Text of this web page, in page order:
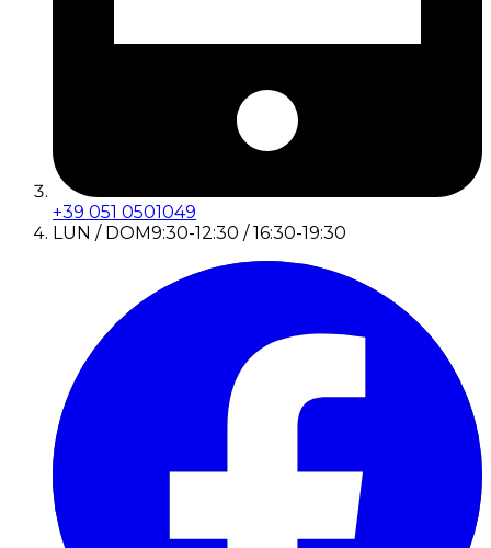
+39 051 0501049
LUN / DOM9:30-12:30 / 16:30-19:30